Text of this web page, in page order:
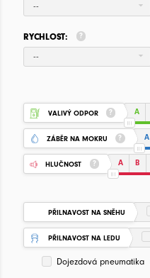
--
RYCHLOST:
--
VALIVÝ ODPOR A
ZÁBĚR NA MOKRU A
HLUČNOST A B
PŘILNAVOST NA SNĚHU
PŘILNAVOST NA LEDU
Dojezdová pneumatika